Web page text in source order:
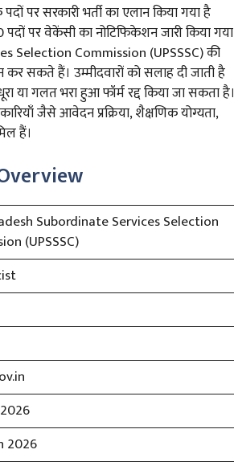
पर सरकारी भर्ती का एलान किया गया है
पर वेकेंसी का नोटिफिकेशन जारी किया गया
Selection Commission (UPSSSC) की
सकते हैं। उम्मीदवारों को सलाह दी जाती है
या गलत भरा हुआ फॉर्म रद्द किया जा सकता है।
जैसे आवेदन प्रक्रिया, शैक्षणिक योग्यता,
हैं।
Subordinate Services Selection
(UPSSSC)
2026